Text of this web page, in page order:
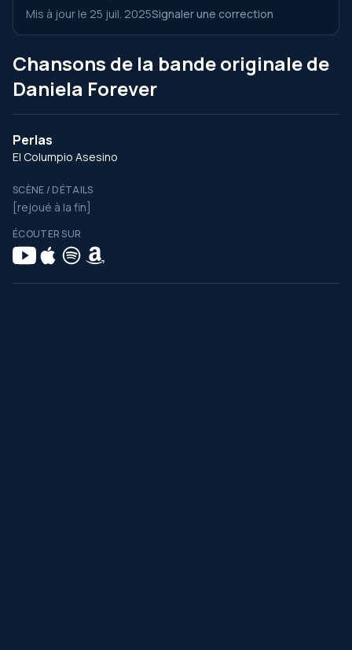
Mis à jour le 25 juil. 2025Signaler une correction
Chansons de la bande originale de
Daniela Forever
Perlas
El Columpio Asesino
SCÈNE / DÉTAILS
[rejoué à la fin]
ÉCOUTER SUR